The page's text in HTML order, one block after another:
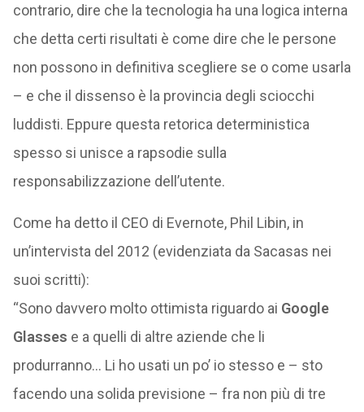
contrario, dire che la tecnologia ha una logica interna
che detta certi risultati è come dire che le persone
non possono in definitiva scegliere se o come usarla
– e che il dissenso è la provincia degli sciocchi
luddisti. Eppure questa retorica deterministica
spesso si unisce a rapsodie sulla
responsabilizzazione dell’utente.
Come ha detto il CEO di Evernote, Phil Libin, in
un’intervista del 2012 (evidenziata da Sacasas nei
suoi scritti):
“Sono davvero molto ottimista riguardo ai Google
Glasses e a quelli di altre aziende che li
produrranno… Li ho usati un po’ io stesso e – sto
facendo una solida previsione – fra non più di tre